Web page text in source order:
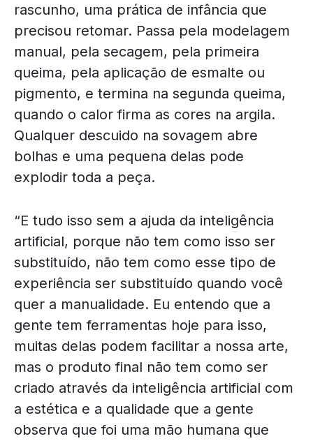
rascunho, uma prática de infância que
precisou retomar. Passa pela modelagem
manual, pela secagem, pela primeira
queima, pela aplicação de esmalte ou
pigmento, e termina na segunda queima,
quando o calor firma as cores na argila.
Qualquer descuido na sovagem abre
bolhas e uma pequena delas pode
explodir toda a peça.
“E tudo isso sem a ajuda da inteligência
artificial, porque não tem como isso ser
substituído, não tem como esse tipo de
experiência ser substituído quando você
quer a manualidade. Eu entendo que a
gente tem ferramentas hoje para isso,
muitas delas podem facilitar a nossa arte,
mas o produto final não tem como ser
criado através da inteligência artificial com
a estética e a qualidade que a gente
observa que foi uma mão humana que